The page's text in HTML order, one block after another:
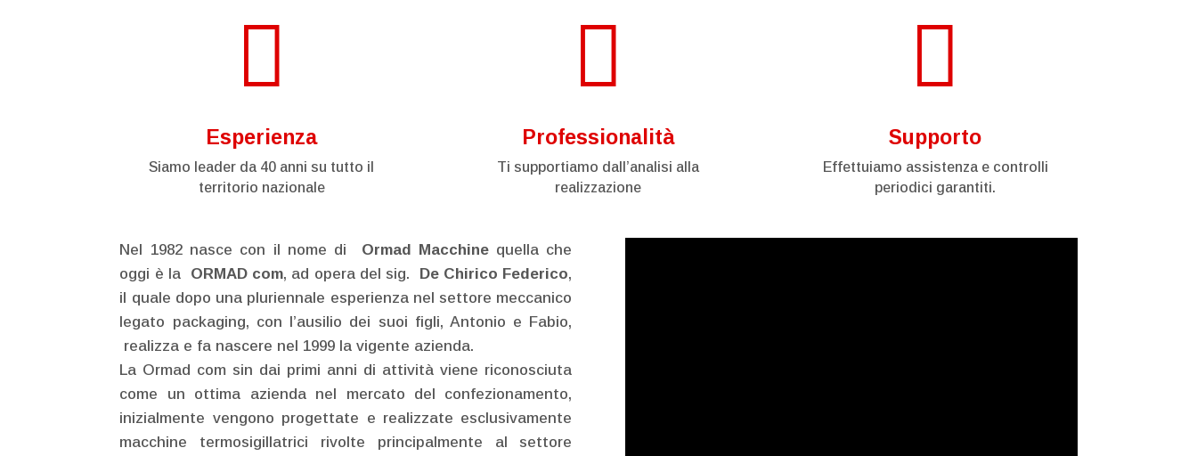

Esperienza
Siamo leader da 40 anni su tutto il
territorio nazionale

Professionalità
Ti supportiamo dall’analisi alla
realizzazione

Supporto
Effettuiamo assistenza e controlli
periodici garantiti.
Nel 1982 nasce con il nome di Ormad Macchine quella che
oggi è la
ORMAD com, ad opera del sig. De Chirico Federico,
il quale dopo una pluriennale esperienza nel settore meccanico
legato packaging, con l’ausilio dei suoi figli, Antonio e Fabio,
realizza e fa nascere nel 1999 la vigente azienda.
La Ormad com sin dai primi anni di attività viene riconosciuta
come un ottima azienda nel mercato del confezionamento,
inizialmente vengono progettate e realizzate esclusivamente
macchine termosigillatrici rivolte principalmente al settore